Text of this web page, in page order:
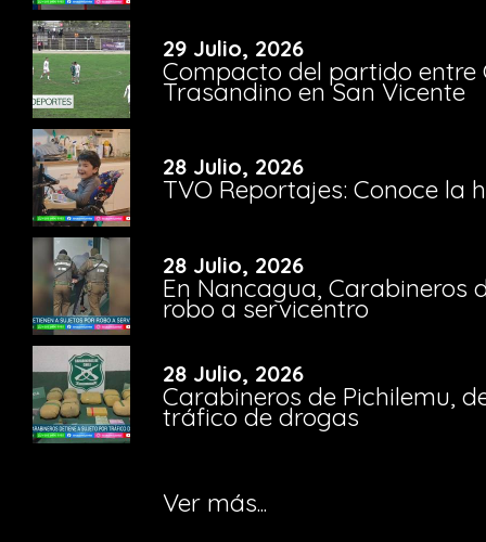
29 Julio, 2026
Compacto del partido entre
Trasandino en San Vicente
28 Julio, 2026
TVO Reportajes: Conoce la
28 Julio, 2026
En Nancagua, Carabineros
robo a servicentro
28 Julio, 2026
Carabineros de Pichilemu,
tráfico de drogas
Ver más...